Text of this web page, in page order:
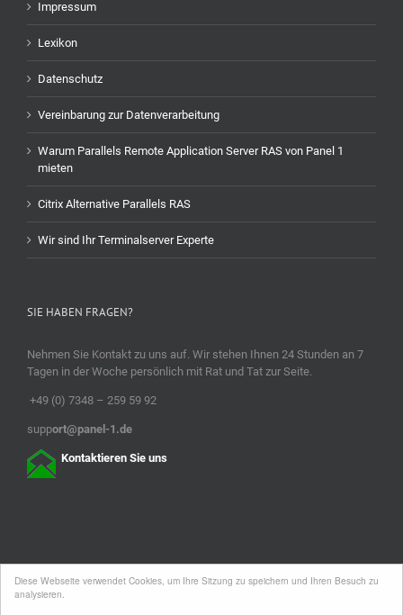
Diese Webseite verwendet Cookies, um Ihre Sitzung zu speichern und Ihren Besuch zu
analysieren.
Impressum
Lexikon
Datenschutz
Vereinbarung zur Datenverarbeitung
Warum Parallels Remote Application Server RAS von Panel 1
mieten
Citrix Alternative Parallels RAS
Wir sind Ihr Terminalserver Experte
SIE HABEN FRAGEN?
Nehmen Sie Kontakt zu uns auf. Wir stehen Ihnen 24 Stunden an 7
Tagen in der Woche persönlich mit Rat und Tat zur Seite.
+49 (0) 7348 – 259 59 92
support@panel-1.de
Kontaktieren Sie uns